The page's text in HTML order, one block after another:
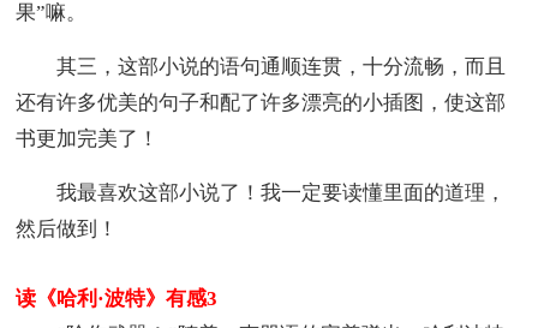
果”嘛。
其三，这部小说的语句通顺连贯，十分流畅，而且
还有许多优美的句子和配了许多漂亮的小插图，使这部
书更加完美了！
我最喜欢这部小说了！我一定要读懂里面的道理，
然后做到！
读《哈利·波特》有感3